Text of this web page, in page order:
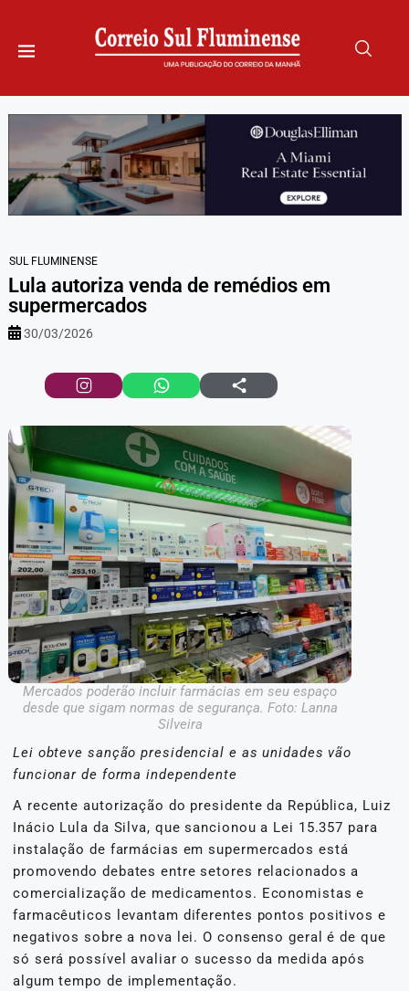
SUL FLUMINENSE
Lula autoriza venda de remédios em
supermercados
30/03/2026
Mercados poderão incluir farmácias em seu espaço
desde que sigam normas de segurança. Foto: Lanna
Silveira
Lei obteve sanção presidencial e as unidades vão
funcionar de forma independente
A recente autorização do presidente da República, Luiz
Inácio Lula da Silva, que sancionou a Lei 15.357 para
instalação de farmácias em supermercados está
promovendo debates entre setores relacionados a
comercialização de medicamentos. Economistas e
farmacêuticos levantam diferentes pontos positivos e
negativos sobre a nova lei. O consenso geral é de que
só será possível avaliar o sucesso da medida após
algum tempo de implementação.